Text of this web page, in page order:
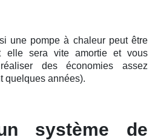
une pompe à chaleur peut être
elle sera vite amortie et vous
des économies assez
quelques années).
système de